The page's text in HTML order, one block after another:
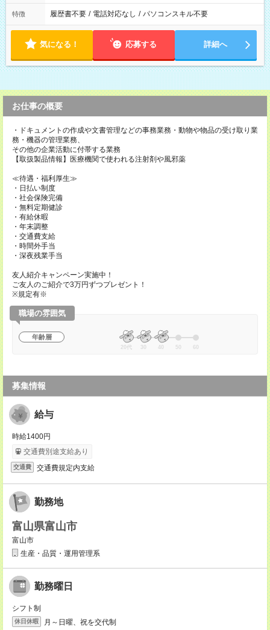
特徴 履歴書不要 / 電話対応なし / パソコンスキル不要
気になる！ 応募する 詳細へ
お仕事の概要
・ドキュメントの作成や文書管理などの事務業務・動物や物品の受け取り業
務・機器の管理業務、
その他の企業活動に付帯する業務
【取扱製品情報】医療機関で使われる注射剤や風邪薬
≪待遇・福利厚生≫
・日払い制度
・社会保険完備
・無料定期健診
・有給休暇
・年末調整
・交通費支給
・時間外手当
・深夜残業手当
友人紹介キャンペーン実施中！
ご友人のご紹介で3万円ずつプレゼント！
※規定有※
職場の雰囲気
年齢層
20代 30 40 50 60
募集情報
給与
時給1400円
交通費別途支給あり
交通費 交通費規定内支給
勤務地
富山県富山市
富山市
生産・品質・運用管理系
勤務曜日
シフト制
休日休暇 月～日曜、祝を交代制